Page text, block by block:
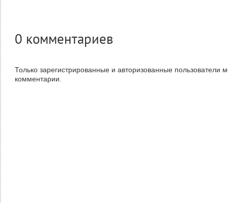
0 комментариев
Только зарегистрированные и авторизованные пользователи
комментарии.